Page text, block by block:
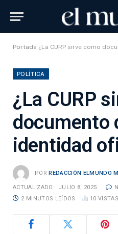
Portada ¿La CURP sirve como
POLÍTICA
¿La CURP
documento
identidad
POR REDACCIÓN ELMUNDO
ACTUALIZADO: JULIO 8, 2025
2 MINUTOS LEÍDOS
10 VISTAS